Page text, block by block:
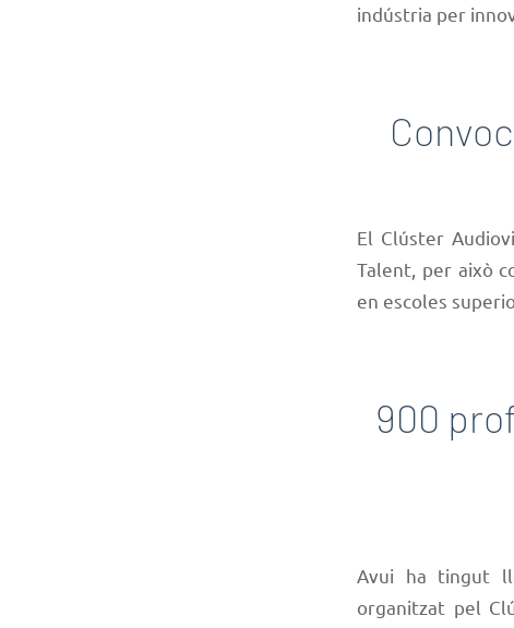
indústria per
El Clúster
Talent, per això
en escoles
900
Avui ha tingut
organitzat pel